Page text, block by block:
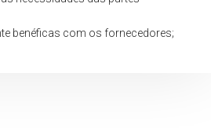
benéficas com os fornecedores;